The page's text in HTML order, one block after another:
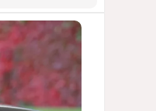
Августа 2026 16:31
Грузией: